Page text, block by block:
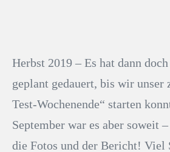
Herbst 2019 – Es hat dann
geplant gedauert, bis wir unser
Test-Wochenende“ starten
September war es aber soweit
die Fotos und der Bericht! Viel